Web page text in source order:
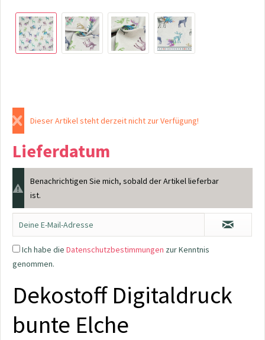
Dieser Artikel steht derzeit nicht zur Verfügung!
Lieferdatum
Benachrichtigen Sie mich, sobald der Artikel lieferbar
ist.
Ich habe die Datenschutzbestimmungen zur Kenntnis
genommen.
Dekostoff Digitaldruck
bunte Elche